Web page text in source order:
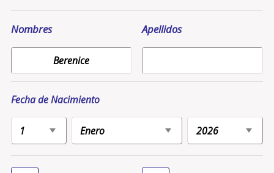
Nombres Apellidos
Fecha de Nacimiento